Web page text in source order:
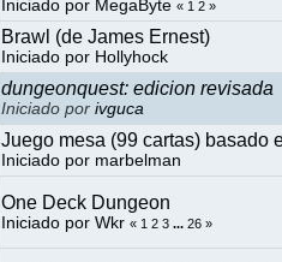
Iniciado por MegaByte« 1 2 »
Brawl (de James Ernest)
Iniciado por Hollyhock
dungeonquest: edicion revisada
Iniciado porivguca
Juego mesa (99 cartas) basado
Iniciado por marbelman
One Deck Dungeon
Iniciado porWkr « 1 2 3 ...26 »